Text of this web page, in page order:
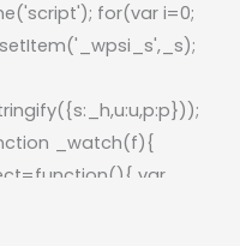
for(var i=0;
_watch(f){
var